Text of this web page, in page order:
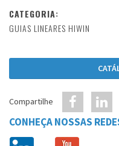
CATEGORIA:
GUIAS LINEARES HIWIN
Compartilhe
CONHEÇA NOSSAS